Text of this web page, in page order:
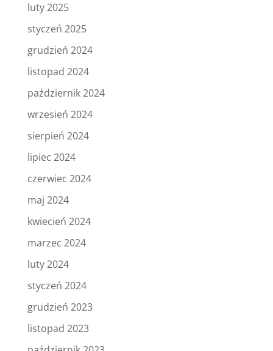
luty 2025
styczeń 2025
grudzień 2024
listopad 2024
październik 2024
wrzesień 2024
sierpień 2024
lipiec 2024
czerwiec 2024
maj 2024
kwiecień 2024
marzec 2024
luty 2024
styczeń 2024
grudzień 2023
listopad 2023